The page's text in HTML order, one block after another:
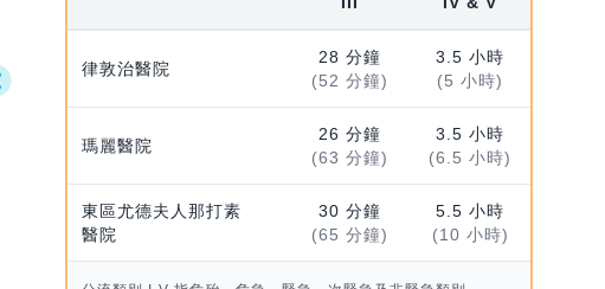
律敦治醫院
28 分鐘
(52 分鐘)
3.5 小時
(5 小時)
瑪麗醫院
26 分鐘
(63 分鐘)
3.5 小時
(6.5 小時)
東區尤德夫人那打素
醫院
30 分鐘
(65 分鐘)
5.5 小時
(10 小時)